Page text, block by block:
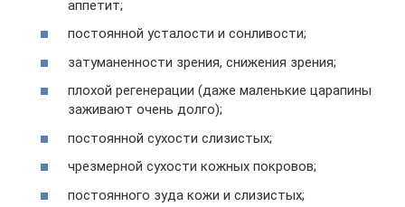
аппетит;
постоянной усталости и сонливости;
затуманенности зрения, снижения зрения;
плохой регенерации (даже маленькие царапины
заживают очень долго);
постоянной сухости слизистых;
чрезмерной сухости кожных покровов;
постоянного зуда кожи и слизистых;